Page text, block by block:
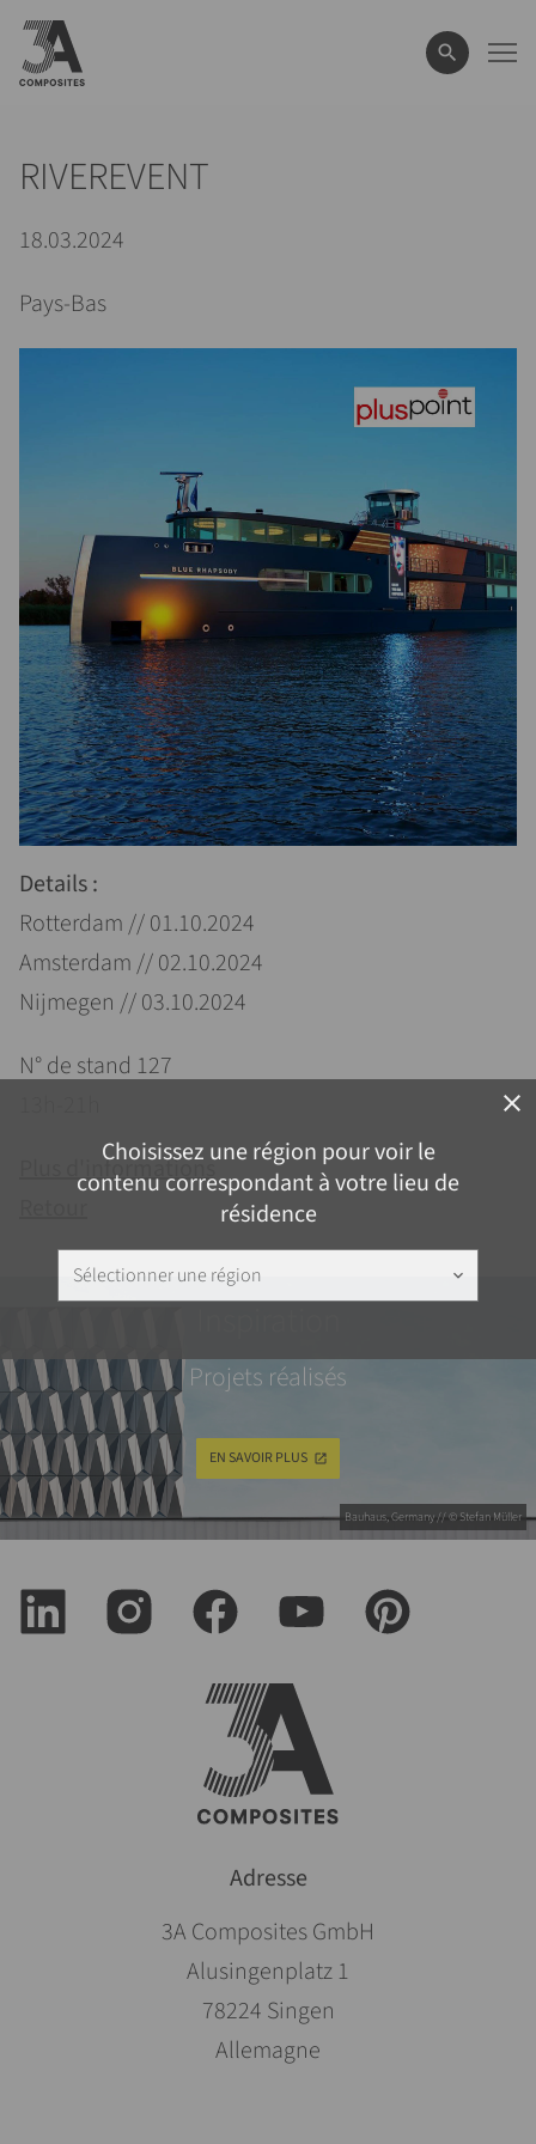
le
terme
de
close
Choisissez une région pour voir le
contenu correspondant à votre lieu de
résidence
Sélectionner une région keyboard_arrow_down
RIVEREVENT
18.03.2024
Pays-Bas
Details :
Rotterdam // 01.10.2024
Amsterdam // 02.10.2024
Nijmegen // 03.10.2024
N° de stand 127
Plus d'informations
Bauhaus, Germany // © Stefan Müller
Projets réalisés
EN SAVOIR PLUS
Adresse
3A Composites GmbH
Alusingenplatz 1
78224 Singen
Allemagne